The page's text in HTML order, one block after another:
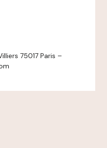
75017 Paris –